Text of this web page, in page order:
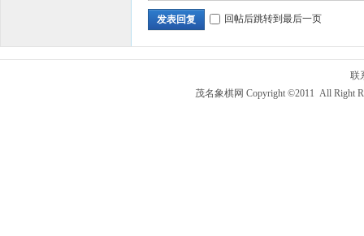
发表回复 回帖后跳转到最后一页
联
茂名象棋网 Copyright ©2011 All Right